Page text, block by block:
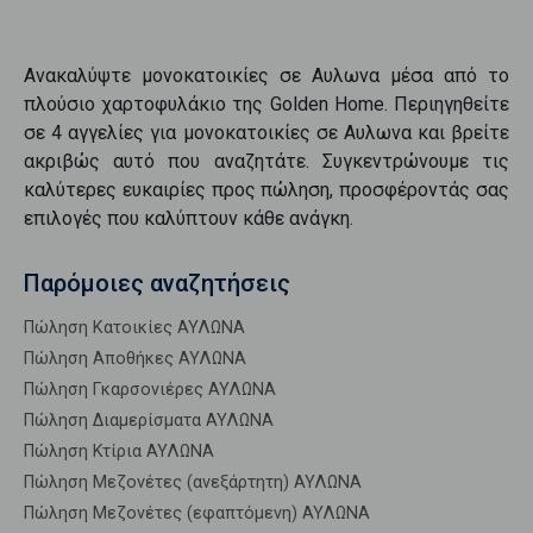
Ανακαλύψτε μονοκατοικίες σε Αυλωνα μέσα από το
πλούσιο χαρτοφυλάκιο της Golden Home. Περιηγηθείτε
σε4 αγγελίες για μονοκατοικίες σε Αυλωνακαι βρείτε
ακριβώς αυτό που αναζητάτε. Συγκεντρώνουμε τις
καλύτερες ευκαιρίες προςπώληση, προσφέροντάς σας
επιλογές που καλύπτουν κάθε ανάγκη.
Παρόμοιες αναζητήσεις
Πώληση Κατοικίες ΑΥΛΩΝΑ
Πώληση Αποθήκες ΑΥΛΩΝΑ
Πώληση Γκαρσονιέρες ΑΥΛΩΝΑ
Πώληση Διαμερίσματα ΑΥΛΩΝΑ
Πώληση Κτίρια ΑΥΛΩΝΑ
Πώληση Μεζονέτες (ανεξάρτητη) ΑΥΛΩΝΑ
Πώληση Μεζονέτες (εφαπτόμενη) ΑΥΛΩΝΑ